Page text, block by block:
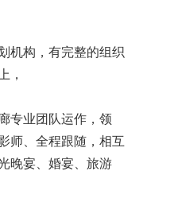
机构，有完整的组织
，
专业团队运作，领
师、全程跟随，相互
晚宴、婚宴、旅游